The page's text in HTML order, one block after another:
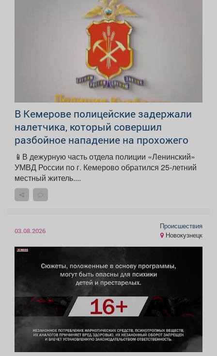
В Кемерове полицейские задержали
налетчика, который совершил
разбойное нападение на прохожего
📱В дежурную часть отдела полиции «Ленинский»
УМВД России по г. Кемерово обратился 25-летний
местный житель....
03.08.2026
Происшествия
Новокузнецк